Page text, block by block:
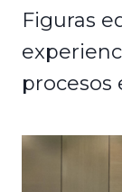
Figuras
procesos